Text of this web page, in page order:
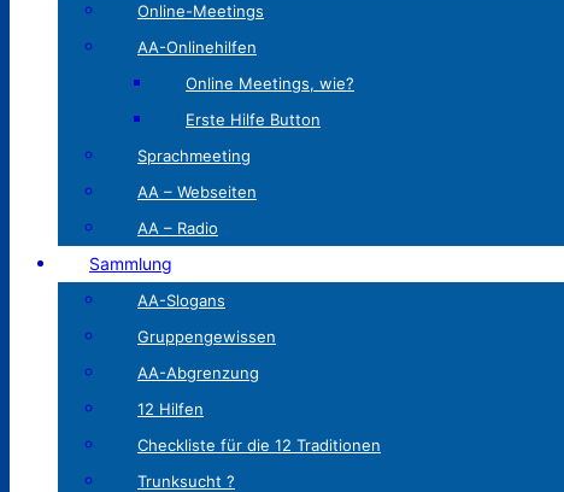
Online-Meetings
AA-Onlinehilfen
Online Meetings, wie?
Erste Hilfe Button
Sprachmeeting
AA – Webseiten
AA – Radio
Sammlung
AA-Slogans
Gruppengewissen
AA-Abgrenzung
12 Hilfen
Checkliste für die 12 Traditionen
Trunksucht ?